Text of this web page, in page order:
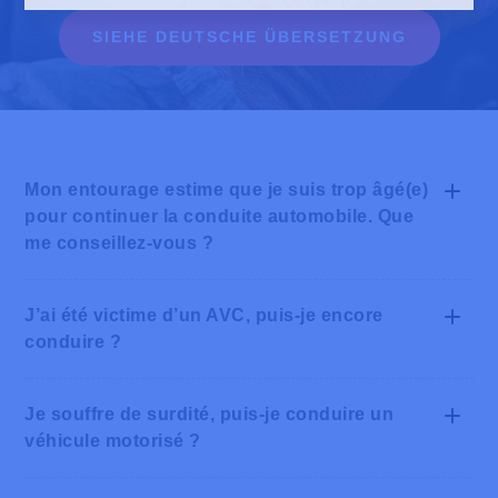
SIEHE DEUTSCHE ÜBERSETZUNG
Mon entourage estime que je suis trop âgé(e)
pour continuer la conduite automobile. Que
me conseillez-vous ?
J’ai été victime d’un AVC, puis-je encore
conduire ?
pouvez plus conduire durant une période minimum de 6
mois.
Je souffre de surdité, puis-je conduire un
véhicule motorisé ?